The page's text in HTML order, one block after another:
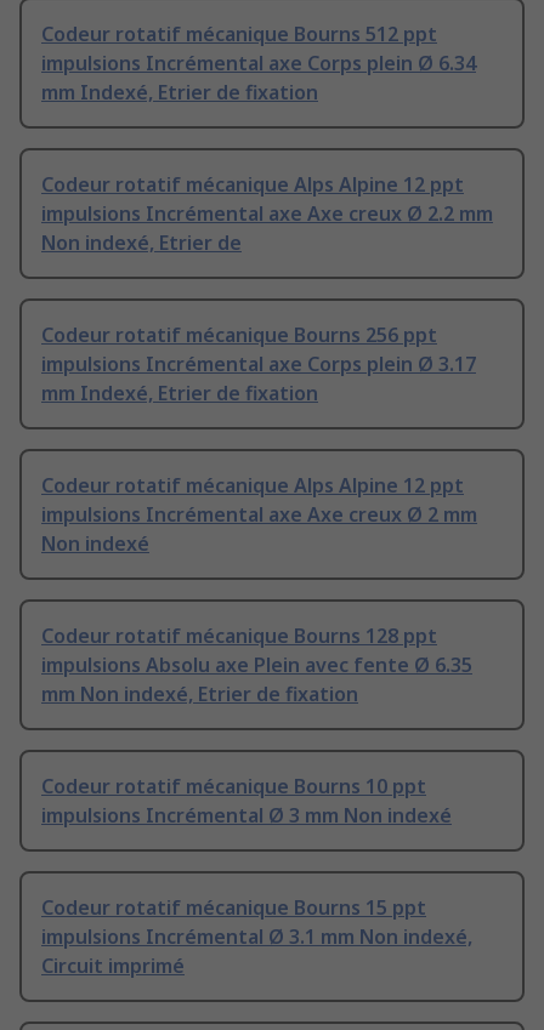
Codeur rotatif mécanique Bourns 512 ppt
impulsions Incrémental axe Corps plein Ø 6.34
mm Indexé, Etrier de fixation
Codeur rotatif mécanique Alps Alpine 12 ppt
impulsions Incrémental axe Axe creux Ø 2.2 mm
Non indexé, Etrier de
Codeur rotatif mécanique Bourns 256 ppt
impulsions Incrémental axe Corps plein Ø 3.17
mm Indexé, Etrier de fixation
Codeur rotatif mécanique Alps Alpine 12 ppt
impulsions Incrémental axe Axe creux Ø 2 mm
Non indexé
Codeur rotatif mécanique Bourns 128 ppt
impulsions Absolu axe Plein avec fente Ø 6.35
mm Non indexé, Etrier de fixation
Codeur rotatif mécanique Bourns 10 ppt
impulsions Incrémental Ø 3 mm Non indexé
Codeur rotatif mécanique Bourns 15 ppt
impulsions Incrémental Ø 3.1 mm Non indexé,
Circuit imprimé